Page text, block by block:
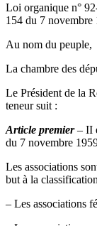
Loi organique n°
154 du 7 novembre
Au nom du peuple,
La chambre des
Le Président de la
teneur suit :
Article premier– II
du 7 novembre
Les associations
but à la
– Les associations